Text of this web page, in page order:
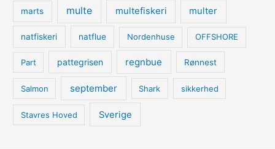
marts multe multefiskeri multer
natfiskeri natflue Nordenhuse OFFSHORE
Part pattegrisen regnbue Rønnest
Salmon september Shark sikkerhed
Stavres Hoved Sverige